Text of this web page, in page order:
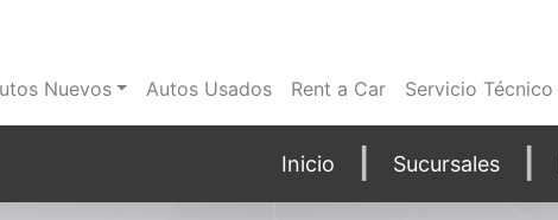
Nuevos Autos Usados Rent a Car Servicio Técnico
Inicio Sucursales